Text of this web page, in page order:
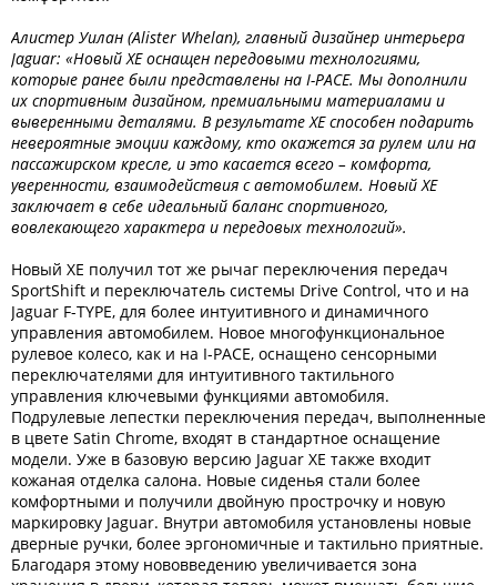
Алистер Уилан (Alister Whelan), главный дизайнер интерьера
Jaguar: «Новый XE оснащен передовыми технологиями,
которые ранее были представлены на I-PACE. Мы дополнили
их спортивным дизайном, премиальными материалами и
выверенными деталями. В результате XE способен подарить
невероятные эмоции каждому, кто окажется за рулем или на
пассажирском кресле, и это касается всего – комфорта,
уверенности, взаимодействия с автомобилем. Новый XE
заключает в себе идеальный баланс спортивного,
вовлекающего характера и передовых технологий».
Новый XE получил тот же рычаг переключения передач
SportShift и переключатель системы Drive Control, что и на
Jaguar F-TYPE, для более интуитивного и динамичного
управления автомобилем. Новое многофункциональное
рулевое колесо, как и на I-PACE, оснащено сенсорными
переключателями для интуитивного тактильного
управления ключевыми функциями автомобиля.
Подрулевые лепестки переключения передач, выполненные
в цвете Satin Chrome, входят в стандартное оснащение
модели. Уже в базовую версию Jaguar XE также входит
кожаная отделка салона. Новые сиденья стали более
комфортными и получили двойную прострочку и новую
маркировку Jaguar. Внутри автомобиля установлены новые
дверные ручки, более эргономичные и тактильно приятные.
Благодаря этому нововведению увеличивается зона